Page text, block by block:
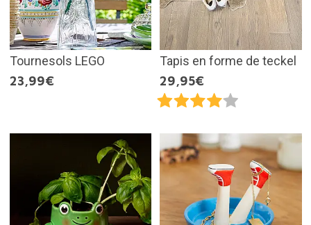
Tournesols LEGO
23,99€
Tapis en forme de teckel
29,95€